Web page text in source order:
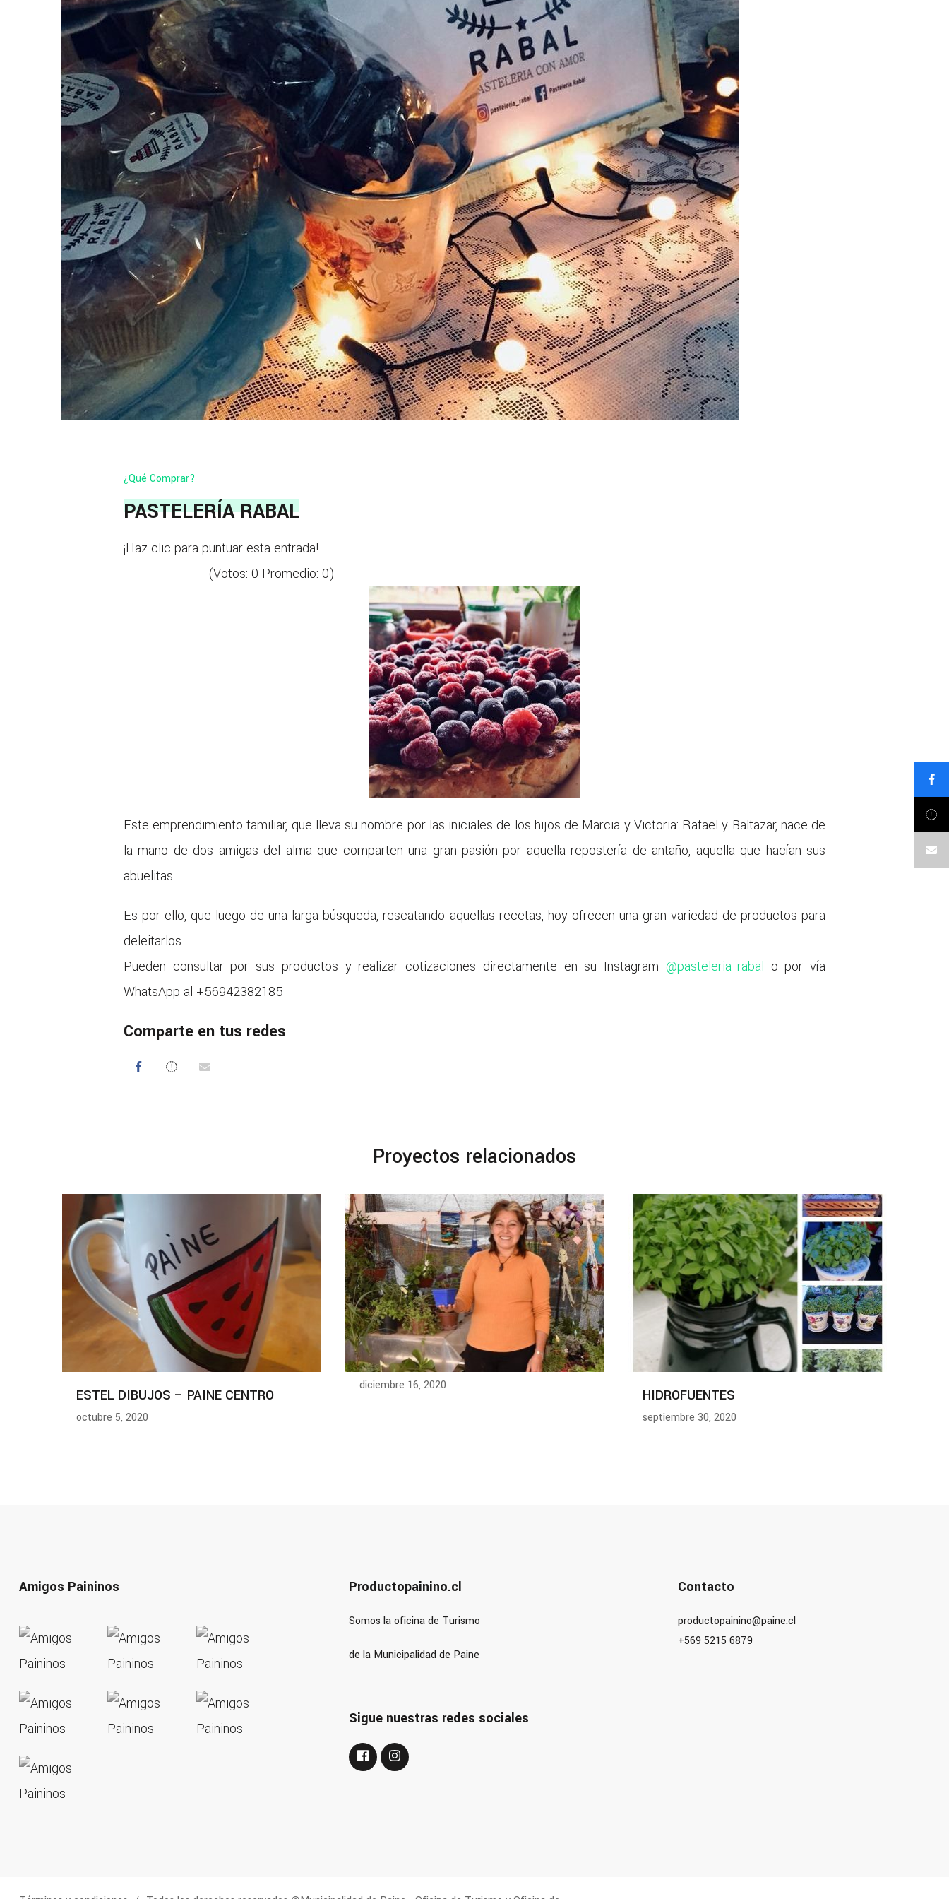
¿Qué Comprar?
PASTELERÍA RABAL
¡Haz clic para puntuar esta entrada!
(Votos: 0 Promedio: 0)
Este emprendimiento familiar, que lleva su nombre por las iniciales de los hijos de Marcia y Victoria: Rafael y Baltazar, nace de
la mano de dos amigas del alma que comparten una gran pasión por aquella repostería de antaño, aquella que hacían sus
abuelitas.
Es por ello, que luego de una larga búsqueda, rescatando aquellas recetas, hoy ofrecen una gran variedad de productos para
deleitarlos.
Pueden consultar por sus productos y realizar cotizaciones directamente en su Instagram @pasteleria_rabal o por vía
WhatsApp al +56942382185
Comparte en tus redes
Proyectos relacionados
ESTEL DIBUJOS – PAINE CENTRO
octubre 5, 2020
diciembre 16, 2020
HIDROFUENTES
septiembre 30, 2020
Amigos Paininos Productopainino.cl
Somos la oficina de Turismo
de la Municipalidad de Paine
Sigue nuestras redes sociales
Contacto
productopainino@paine.cl
+569 5215 6879